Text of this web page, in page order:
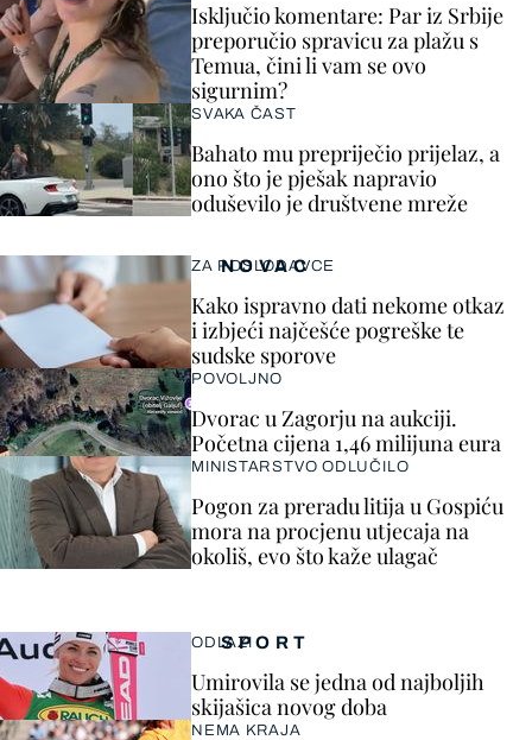
Isključio komentare: Par iz Srbije
preporučio spravicu za plažu s
Temua, čini li vam se ovo
sigurnim?
SVAKA ČAST
Bahato mu prepriječio prijelaz, a
ono što je pješak napravio
oduševilo je društvene mreže
SPORT
ODLAZI
Umirovila se jedna od najboljih
skijašica novog doba
NEMA KRAJA
NOVAC
ZA POSLODAVCE
Kako ispravno dati nekome otkaz
i izbjeći najčešće pogreške te
sudske sporove
POVOLJNO
Dvorac u Zagorju na aukciji.
Početna cijena 1,46 milijuna eura
MINISTARSTVO ODLUČILO
Pogon za preradu litija u Gospiću
mora na procjenu utjecaja na
okoliš, evo što kaže ulagač